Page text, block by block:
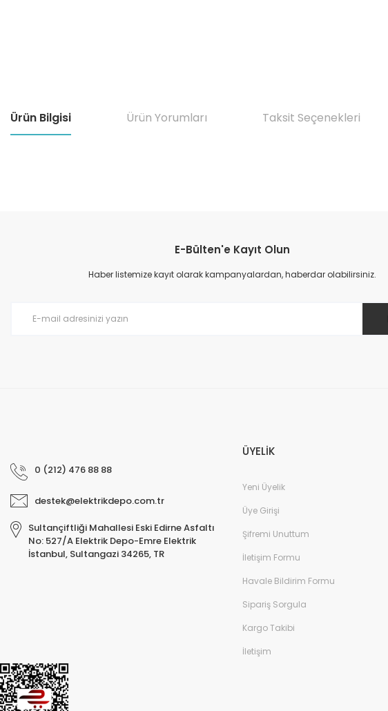
Ürün Bilgisi Ürün Yorumları Taksit Seçenekleri
Ürün resmi kalitesiz, bozuk veya görüntülenemiyor.
Ürün açıklamasında eksik bilgiler bulunuyor.
E-Bülten'e Kayıt Olun
Haber listemize kayıt olarak kampanyalardan, haberdar olabilirsiniz.
0 (212) 476 88 88
destek@elektrikdepo.com.tr
Sultançiftliği Mahallesi Eski Edirne Asfaltı
No: 527/A Elektrik Depo-Emre Elektrik
İstanbul, Sultangazi 34265, TR
ÜYELİK
Yeni Üyelik
Üye Girişi
Şifremi Unuttum
İletişim Formu
Havale Bildirim Formu
Sipariş Sorgula
Kargo Takibi
İletişim